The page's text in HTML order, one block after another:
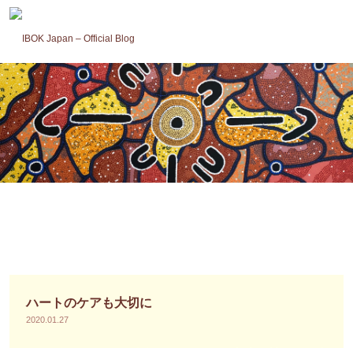
ツ
へ
ス
キ
ッ
プ
ハートのケアも大切に
2020.01.27